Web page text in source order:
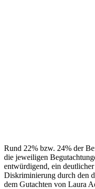
Rund 22% bzw. 24% der
die jeweiligen
entwürdigend, ein
Diskriminierung durch den
dem Gutachten von Laura